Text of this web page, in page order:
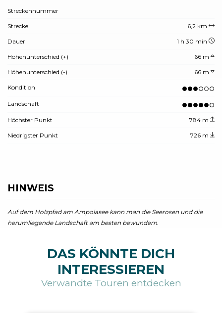
Streckennummer
Strecke 6,2 km
Dauer 1 h 30 min
Höhenunterschied (+) 66 m
Höhenunterschied (-) 66 m
Kondition
Landschaft
Höchster Punkt 784 m
Niedrigster Punkt 726 m
HINWEIS
Auf dem Holzpfad am Ampolasee kann man die Seerosen und die
herumliegende Landschaft am besten bewundern.
DAS KÖNNTE DICH
INTERESSIEREN
Verwandte Touren entdecken